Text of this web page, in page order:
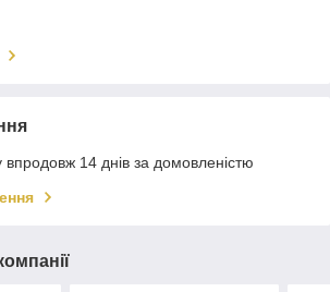
14 днів за домовленістю